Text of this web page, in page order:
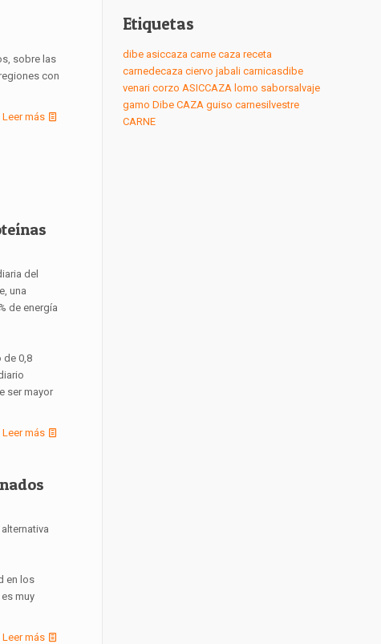
sobre las
con
Leer más
del
una
de energía
de 0,8
ser mayor
Leer más
en los
muy
Leer más
Etiquetas
dibe asiccaza carne caza receta
carnedecaza ciervo jabali carnicasdibe
venari corzo ASICCAZA lomo saborsalvaje
gamo Dibe CAZA guiso carnesilvestre
CARNE